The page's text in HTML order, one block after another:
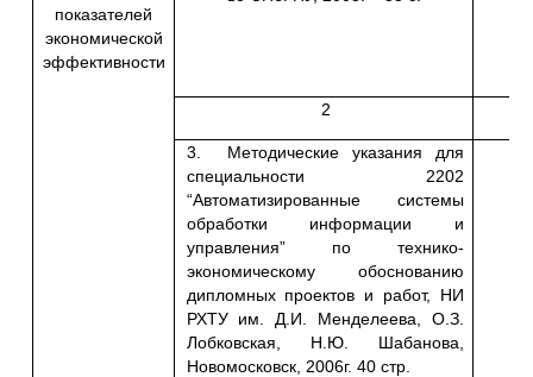
показателей
экономической
эффективности
2
3. Методические указания для
специальности 2202
“Автоматизированные системы
обработки информации и
управления” по технико-
экономическому обоснованию
дипломных проектов и работ, НИ
РХТУ им. Д.И. Менделеева, О.З.
Лобковская, Н.Ю. Шабанова,
Новомосковск, 2006г. 40 стр.